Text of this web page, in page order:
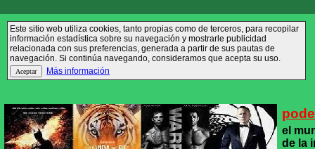
Este sitio web utiliza cookies, tanto propias como de terceros, para recopilar
información estadística sobre su navegación y mostrarle publicidad
relacionada con sus preferencias, generada a partir de sus pautas de
navegación. Si continúa navegando, consideramos que acepta su uso.
Más información
el
de la